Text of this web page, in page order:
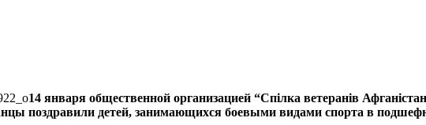
14 января общественной организацией “Спілка ветеранів
поздравили детей, занимающихся боевыми видами спорта в